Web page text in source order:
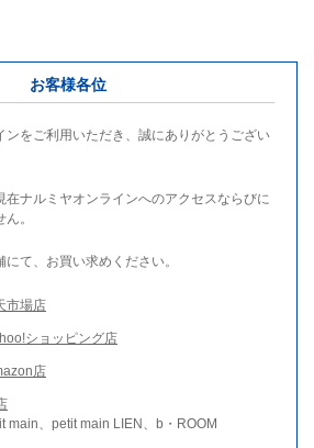
お客様各位
ンをご利用いただき、誠にありがとうござい
在ナルミヤオンラインへのアクセスならびに
。
て、お買い求めください。
市場店
ショッピング店
店
main、petit main LIEN、b・ROOM